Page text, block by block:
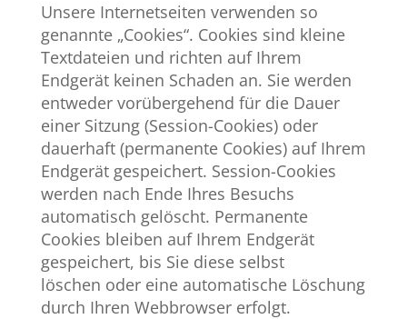
Unsere Internetseiten verwenden so
genannte „Cookies“. Cookies sind kleine
Textdateien und richten auf Ihrem
Endgerät keinen Schaden an. Sie werden
entweder vorübergehend für die Dauer
einer Sitzung (Session-Cookies) oder
dauerhaft (permanente Cookies) auf Ihrem
Endgerät gespeichert. Session-Cookies
werden nach Ende Ihres Besuchs
automatisch gelöscht. Permanente
Cookies bleiben auf Ihrem Endgerät
gespeichert, bis Sie diese selbst
löschen oder eine automatische Löschung
durch Ihren Webbrowser erfolgt.